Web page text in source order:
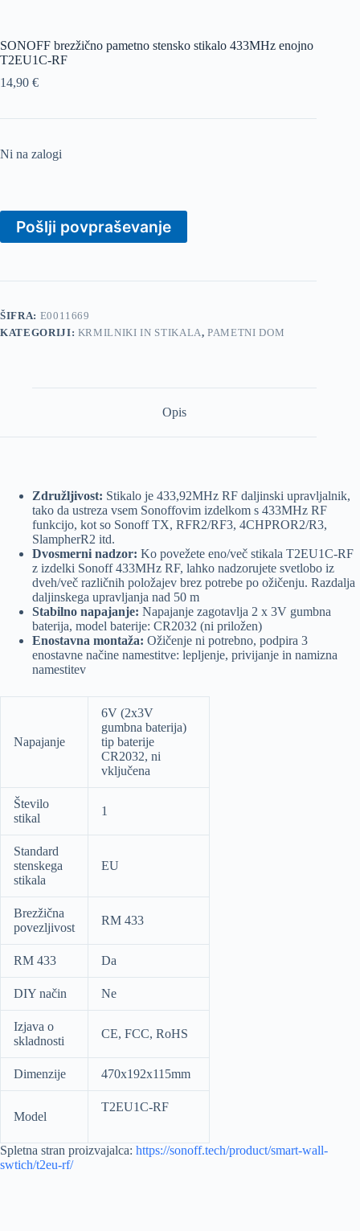
SONOFF brezžično pametno stensko stikalo 433MHz enojno
T2EU1C-RF
14,90 €
Ni na zalogi
Pošlji povpraševanje
ŠIFRA: E0011669
KATEGORIJI: KRMILNIKI IN STIKALA,PAMETNI DOM
Opis
Združljivost: Stikalo je 433,92MHz RF daljinski upravljalnik,
tako da ustreza vsem Sonoffovim izdelkom s 433MHz RF
funkcijo, kot so Sonoff TX, RFR2/RF3, 4CHPROR2/R3,
SlampherR2 itd.
Dvosmerni nadzor: Ko povežete eno/več stikala T2EU1C-RF
z izdelki Sonoff 433MHz RF, lahko nadzorujete svetlobo iz
dveh/več različnih položajev brez potrebe po ožičenju. Razdalja
daljinskega upravljanja nad 50 m
Stabilno napajanje: Napajanje zagotavlja 2 x 3V gumbna
baterija, model baterije: CR2032 (ni priložen)
Enostavna montaža: Ožičenje ni potrebno, podpira 3
enostavne načine namestitve: lepljenje, privijanje in namizna
namestitev
Napajanje
6V (2x3V
gumbna baterija)
tip baterije
CR2032, ni
vključena
Število
stikal
1
Standard
stenskega
stikala
EU
Brezžična
povezljivost
RM 433
RM 433 Da
DIY način Ne
Izjava o
skladnosti
CE, FCC, RoHS
Dimenzije 470x192x115mm
Model
T2EU1C-RF
Spletna stran proizvajalca: https://sonoff.tech/product/smart-wall-
swtich/t2eu-rf/